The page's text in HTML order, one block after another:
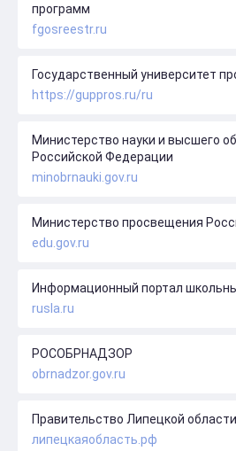
программ
fgosreestr.ru
Государственный университет
https://guppros.ru/ru
Министерство науки и высшего
Российской Федерации
minobrnauki.gov.ru
Министерство просвещения
edu.gov.ru
Информационный портал
rusla.ru
РОСОБРНАДЗОР
obrnadzor.gov.ru
Правительство Липецкой области
липецкаяобласть.рф